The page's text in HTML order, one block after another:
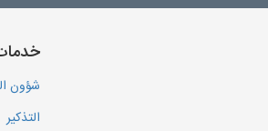
شؤون
التذكير